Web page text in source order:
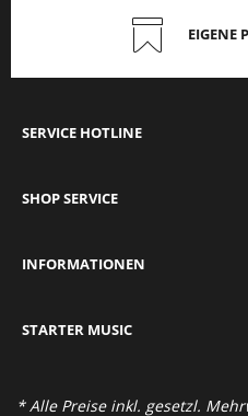
EIGENE
SERVICE HOTLINE
SHOP SERVICE
INFORMATIONEN
STARTER MUSIC
* Alle Preise inkl. gesetzl.